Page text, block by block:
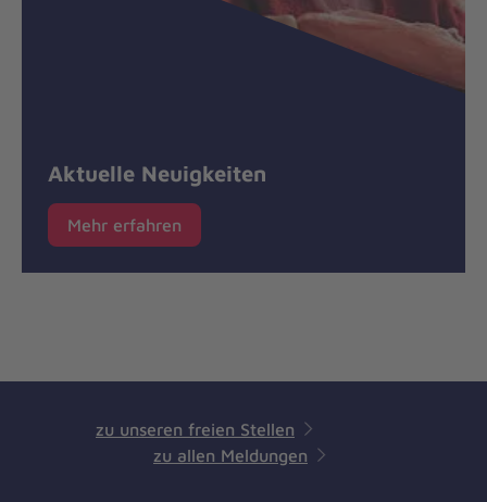
Aktuelle Neuigkeiten
Mehr erfahren
zu unseren freien Stellen
zu allen Meldungen